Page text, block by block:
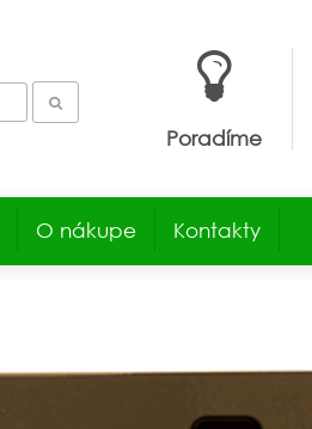
Poradíme
O nákupe Kontakty